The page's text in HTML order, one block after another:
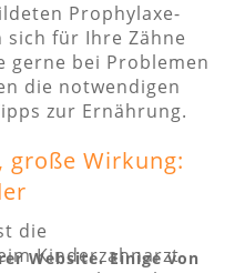
Prophylaxe-
für Ihre Zähne
gerne bei Problemen
die notwendigen
zur Ernährung.
große Wirkung:
die
Kinderzahnarzt
Website. Einige von